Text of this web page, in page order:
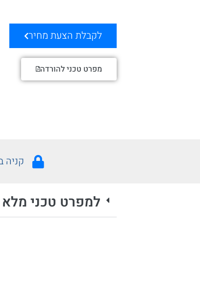
לקבלת הצעת מחיר
מפרט טכני להורדה
קניה
למפרט טכני